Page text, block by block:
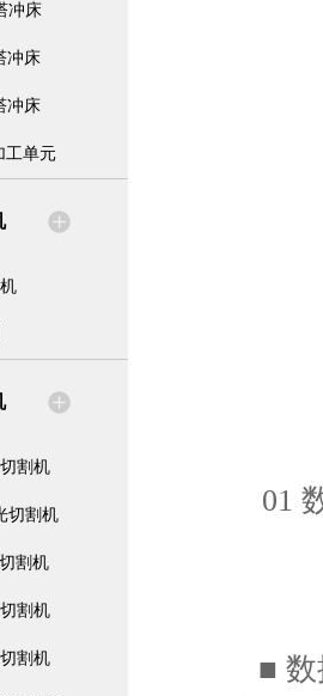
冲床
冲床
冲床
工单元
割机
切割机
割机
割机
割机
01 数
■ 数控